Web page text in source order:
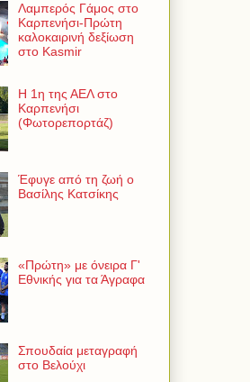
Λαμπερός Γάμος στο
Καρπενήσι-Πρώτη
καλοκαιρινή δεξίωση
στο Kasmir
Η 1η της ΑΕΛ στο
Καρπενήσι
(Φωτορεπορτάζ)
Έφυγε από τη ζωή ο
Βασίλης Κατσίκης
«Πρώτη» με όνειρα Γ'
Εθνικής για τα Άγραφα
Σπουδαία μεταγραφή
στο Βελούχι